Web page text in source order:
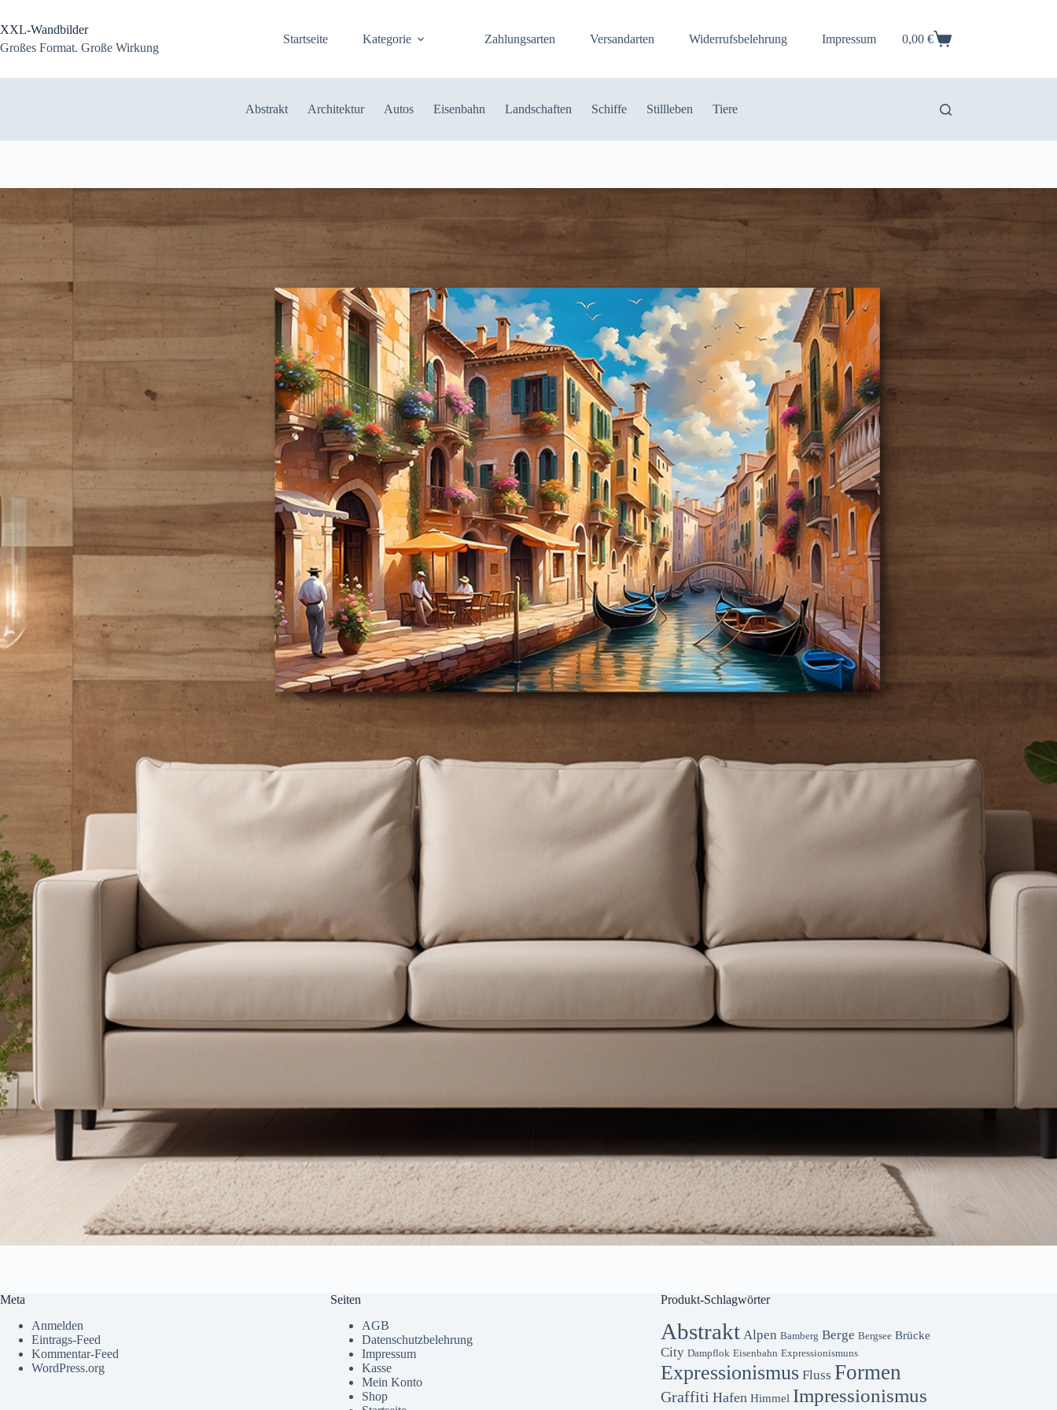
springen
XXL-Wandbilder
Großes Format. Große Wirkung
Startseite Kategorie Zahlungsarten Versandarten Widerrufsbelehrung Impressum Warenkorb
0,00 €
Abstrakt Architektur Autos Eisenbahn Landschaften Schiffe Stillleben Tiere
Meta
Anmelden
Eintrags-Feed
Kommentar-Feed
WordPress.org
Seiten
AGB
Datenschutzbelehrung
Impressum
Kasse
Mein Konto
Shop
Produkt-Schlagwörter
Abstrakt Alpen Bamberg Berge Bergsee Brücke
City Dampflok Eisenbahn Expressionismuns
Expressionismus Fluss Formen
Graffiti Hafen Himmel Impressionismus